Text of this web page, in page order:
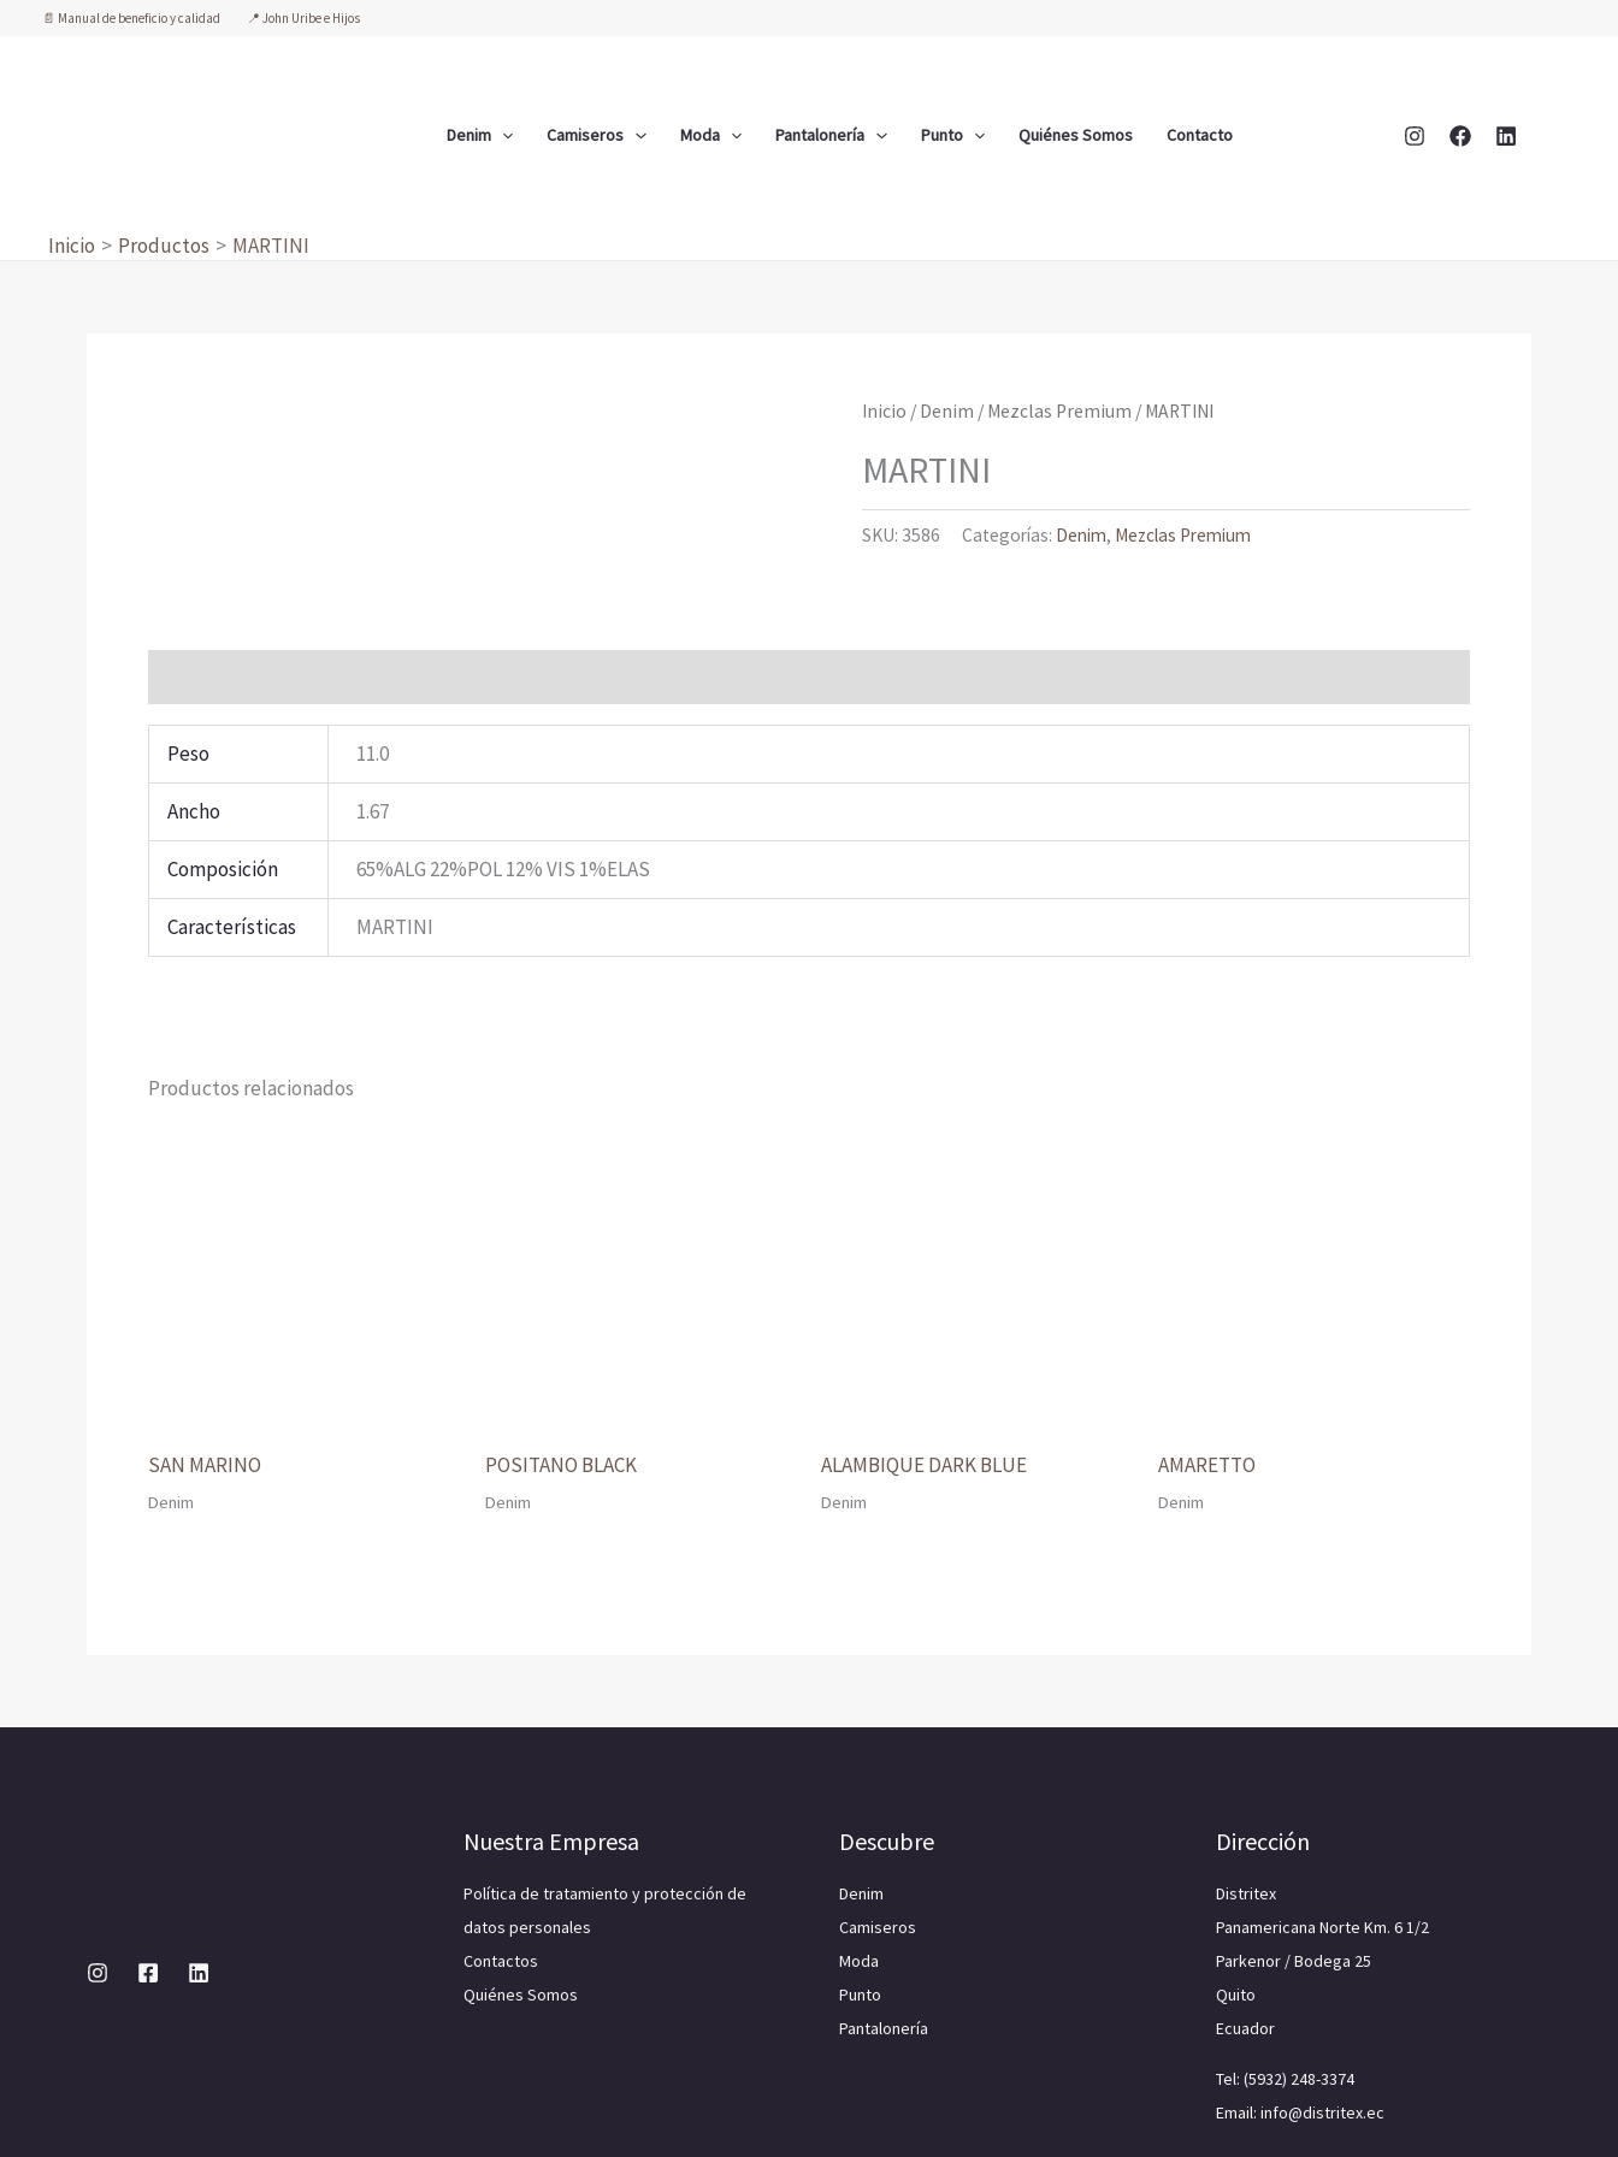
📄 Manual de beneficio y calidad 📍 John Uribe e Hijos
Denim Camiseros Moda Pantalonería Punto Quiénes Somos Contacto
Inicio Productos MARTINI
Inicio / Denim / Mezclas Premium / MARTINI
MARTINI
SKU: 3586 Categorías: Denim, Mezclas Premium
Peso 11.0
Ancho 1.67
Composición 65%ALG 22%POL 12% VIS 1%ELAS
Características MARTINI
Productos relacionados
SAN MARINO
Denim
POSITANO BLACK
Denim
ALAMBIQUE DARK BLUE
Denim
AMARETTO
Denim
Nuestra Empresa
Política de tratamiento y protección de
datos personales
Contactos
Quiénes Somos
Descubre
Denim
Camiseros
Moda
Punto
Pantalonería
Dirección
Distritex
Panamericana Norte Km. 6 1/2
Parkenor / Bodega 25
Quito
Ecuador
Tel: (5932) 248-3374
Email: info@distritex.ec